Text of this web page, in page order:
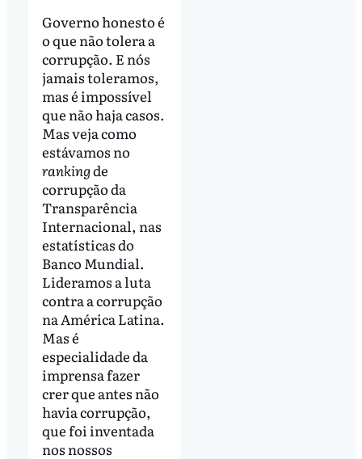
Governo honesto é
o que não tolera a
corrupção. E nós
jamais toleramos,
mas é impossível
que não haja casos.
Mas veja como
estávamos no
rankingde
corrupção da
Transparência
Internacional, nas
estatísticas do
Banco Mundial.
Lideramos a luta
contra a corrupção
na América Latina.
Mas é
especialidade da
imprensa fazer
crer que antes não
havia corrupção,
que foi inventada
nos nossos